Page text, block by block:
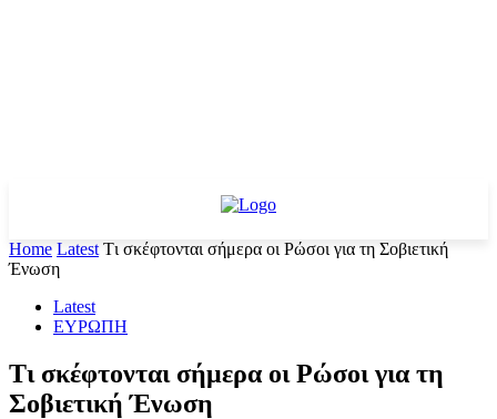
Home Latest Tι σκέφτονται σήμερα οι Ρώσοι για τη Σοβιετική
Ένωση
Latest
ΕΥΡΩΠΗ
Tι σκέφτονται σήμερα οι Ρώσοι για τη
Σοβιετική Ένωση